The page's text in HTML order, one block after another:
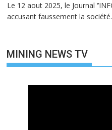
Le 12 aout 2025, le Journal
accusant faussement la
MINING NEWS TV